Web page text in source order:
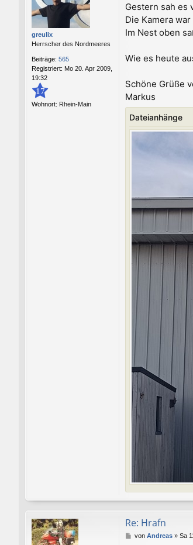
greulix
Herrscher des Nordmeeres
Beiträge: 565
Registriert: Mo 20. Apr 2009,
19:32
17
Wohnort: Rhein-Main
i
t
a
Gestern sah es
Die Kamera
Im Nest oben
Wie es heute
Schöne Grüße
Markus
Dateianhänge
Re: Hrafn
Bvon Andreas» Sa